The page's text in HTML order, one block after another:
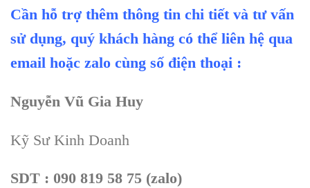
Cần hỗ trợ thêm thông tin chi tiết và tư vấn
sử dụng, quý khách hàng có thể liên hệ qua
email hoặc zalo cùng số điện thoại :
Nguyễn Vũ Gia Huy
Kỹ Sư Kinh Doanh
SDT : 090 819 58 75 (zalo)